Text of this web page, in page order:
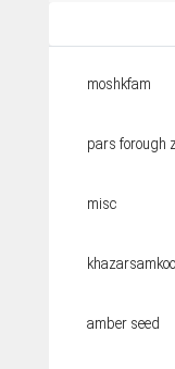
moshkfam
pars
amber